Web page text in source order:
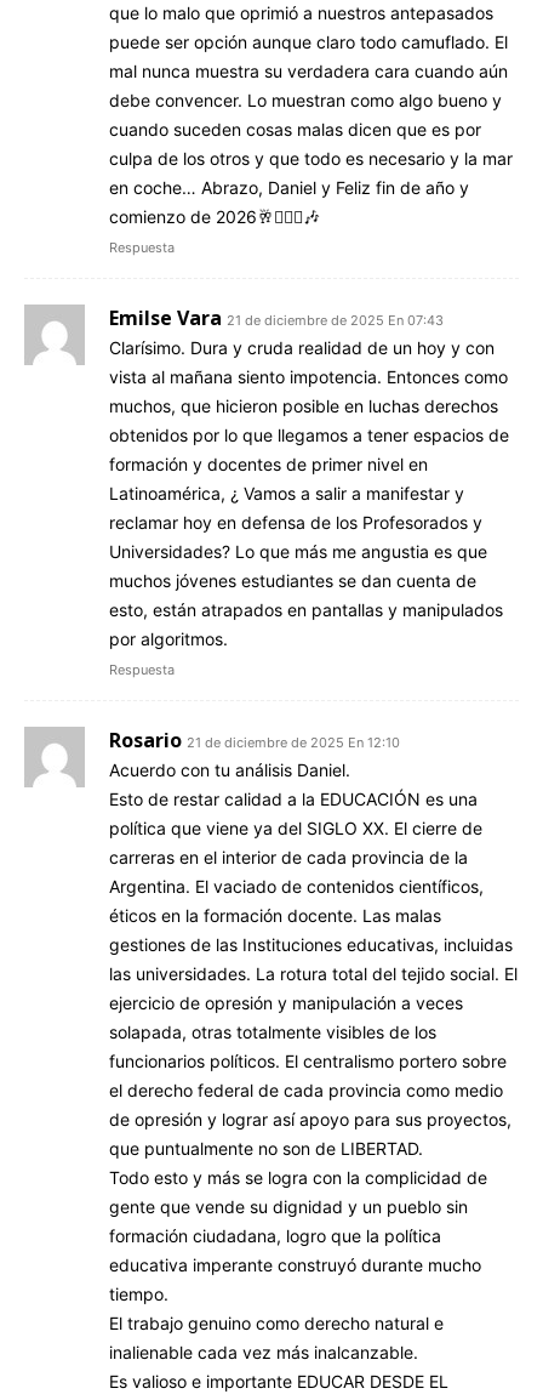
que lo malo que oprimió a nuestros antepasados
puede ser opción aunque claro todo camuflado. El
mal nunca muestra su verdadera cara cuando aún
debe convencer. Lo muestran como algo bueno y
cuando suceden cosas malas dicen que es por
culpa de los otros y que todo es necesario y la mar
en coche… Abrazo, Daniel y Feliz fin de año y
comienzo de 2026🥂🙋🏻‍♂️🎶
Respuesta
Emilse Vara 21 de diciembre de 2025 En 07:43
Clarísimo. Dura y cruda realidad de un hoy y con
vista al mañana siento impotencia. Entonces como
muchos, que hicieron posible en luchas derechos
obtenidos por lo que llegamos a tener espacios de
formación y docentes de primer nivel en
Latinoamérica, ¿ Vamos a salir a manifestar y
reclamar hoy en defensa de los Profesorados y
Universidades? Lo que más me angustia es que
muchos jóvenes estudiantes se dan cuenta de
esto, están atrapados en pantallas y manipulados
por algoritmos.
Respuesta
Rosario 21 de diciembre de 2025 En 12:10
Acuerdo con tu análisis Daniel.
Esto de restar calidad a la EDUCACIÓN es una
política que viene ya del SIGLO XX. El cierre de
carreras en el interior de cada provincia de la
Argentina. El vaciado de contenidos científicos,
éticos en la formación docente. Las malas
gestiones de las Instituciones educativas, incluidas
las universidades. La rotura total del tejido social. El
ejercicio de opresión y manipulación a veces
solapada, otras totalmente visibles de los
funcionarios políticos. El centralismo portero sobre
el derecho federal de cada provincia como medio
de opresión y lograr así apoyo para sus proyectos,
que puntualmente no son de LIBERTAD.
Todo esto y más se logra con la complicidad de
gente que vende su dignidad y un pueblo sin
formación ciudadana, logro que la política
educativa imperante construyó durante mucho
tiempo.
El trabajo genuino como derecho natural e
inalienable cada vez más inalcanzable.
Es valioso e importante EDUCAR DESDE EL